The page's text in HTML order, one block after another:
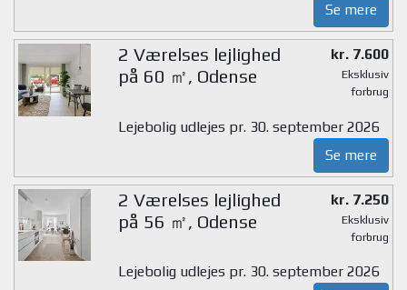
Se mere
2 Værelses lejlighed
på 60 ㎡, Odense
kr. 7.600
Eksklusiv
forbrug
Lejebolig udlejes pr. 30. september 2026
Se mere
2 Værelses lejlighed
på 56 ㎡, Odense
kr. 7.250
Eksklusiv
forbrug
Lejebolig udlejes pr. 30. september 2026